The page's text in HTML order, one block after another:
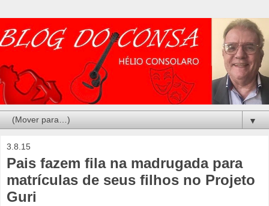
▼
3.8.15
Pais fazem fila na madrugada para
matrículas de seus filhos no Projeto
Guri